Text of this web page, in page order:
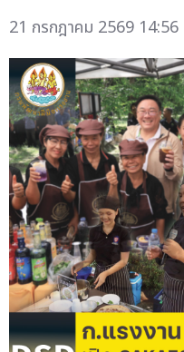
21 กรกฎาคม 2569 14:56